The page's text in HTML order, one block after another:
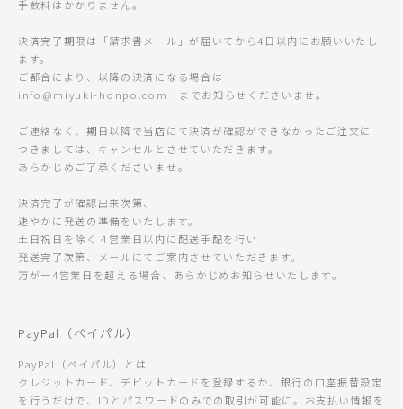
手数料はかかりません。
決済完了期限は「請求書メール」が届いてから4日以内にお願いいたし
ます。
ご都合により、以降の決済になる場合は
info@miyuki-honpo.com までお知らせくださいませ。
ご連絡なく、期日以降で当店にて決済が確認ができなかったご注文に
つきましては、キャンセルとさせていただきます。
あらかじめご了承くださいませ。
決済完了が確認出来次第、
速やかに発送の準備をいたします。
土日祝日を除く４営業日以内に配送手配を行い
発送完了次第、メールにてご案内させていただきます。
万が一4営業日を超える場合、あらかじめお知らせいたします。
PayPal（ペイパル）
PayPal（ペイパル）とは
クレジットカード、デビットカードを登録するか、銀行の口座振替設定
を行うだけで、IDとパスワードのみでの取引が可能に。お支払い情報を